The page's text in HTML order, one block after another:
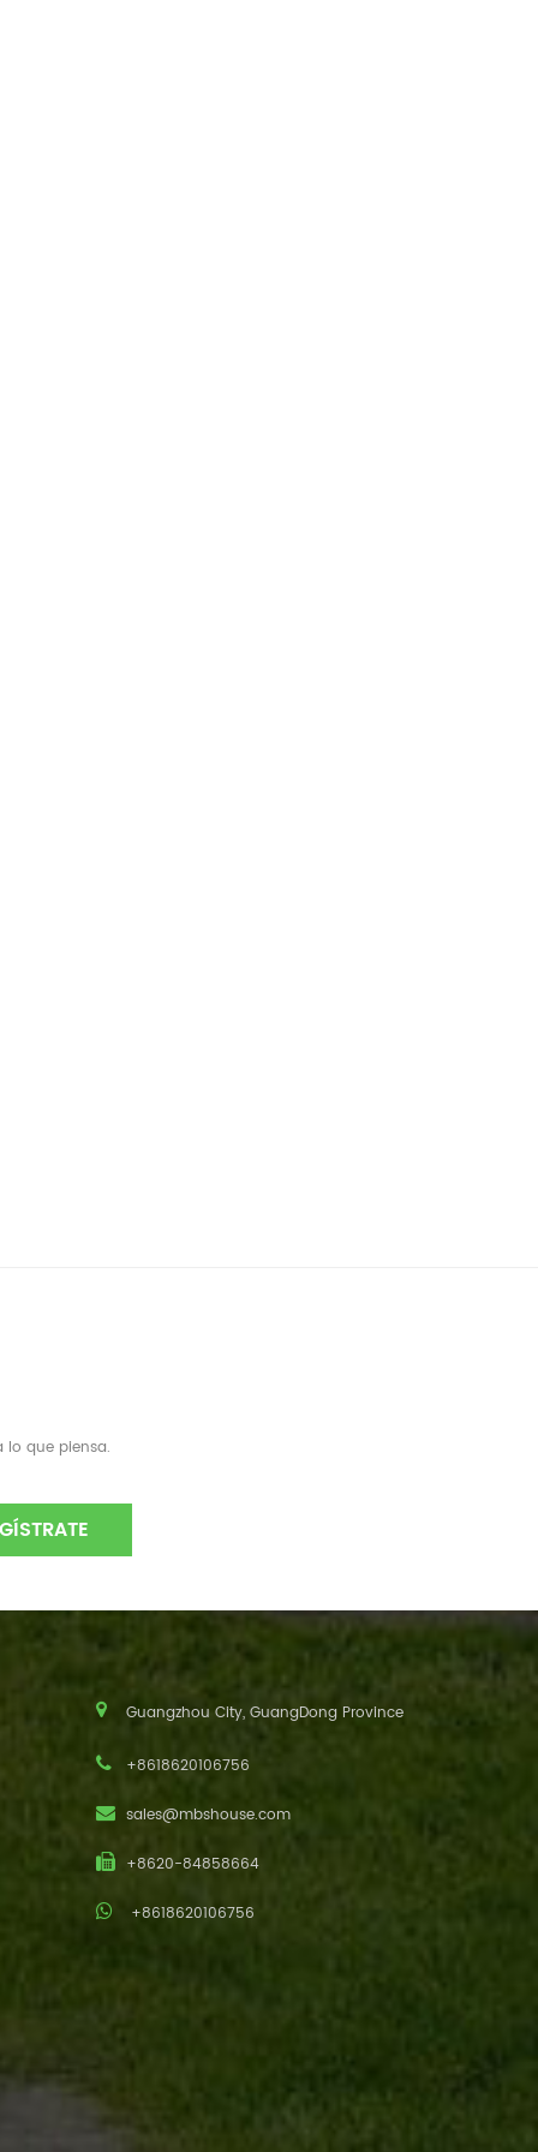
lo que piensa.
Guangzhou City, GuangDong Province
+8618620106756
sales@mbshouse.com
+8620-84858664
+8618620106756